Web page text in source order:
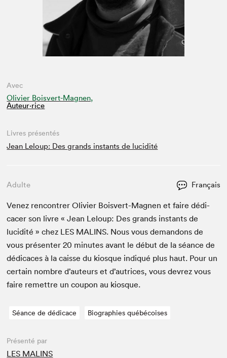
Avec
Olivier Boisvert-Magnen,
Auteur·rice
Livres présentés
Jean Leloup: Des grands instants de lucidité
Adulte Français
Venez ren­con­tr­er Olivi­er Boisvert-Mag­nen et faire dédi­
cac­er son livre « Jean Leloup: Des grands instants de
lucid­ité » chez LES MALINS. Nous vous deman­dons de
vous présen­ter20 min­utes avant le début de la séance de
dédi­caces à la caisse du kiosque indiqué plus haut. Pour un
cer­tain nom­bre d’auteurs et d’autrices, vous devrez vous
faire remet­tre un coupon au kiosque.
Séance de dédicace Biographies québécoises
Présenté par
LES MALINS